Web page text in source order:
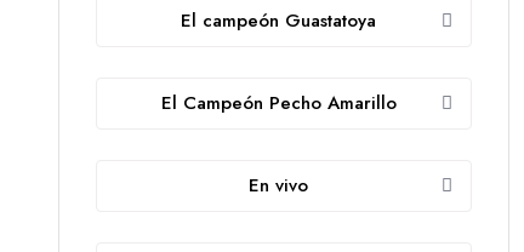
El campeón Guastatoya
El Campeón Pecho Amarillo
En vivo